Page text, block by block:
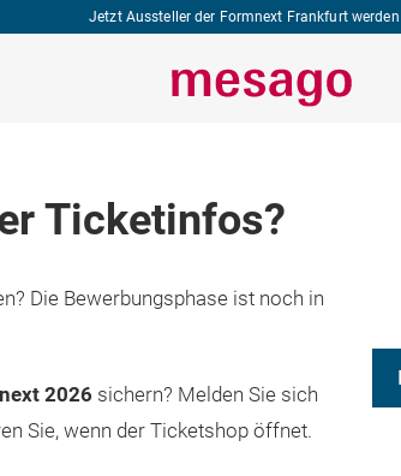
Jetzt Aussteller der Formnext Frankfurt
Ticketinfos?
Die Bewerbungsphase ist noch in
2026 sichern? Melden Sie sich
Sie, wenn der Ticketshop öffnet.